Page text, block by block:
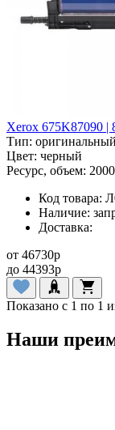
Xerox 675K87090 |
Тип: оригинальный
Цвет: черный
Ресурс, объем:
Код товара:
Наличие:
Доставка:
от 46730p
до 44393p
Показано с 1 по 1
Наши